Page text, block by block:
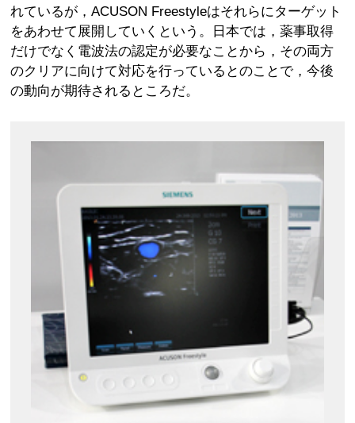
れているが，ACUSON Freestyleはそれらにターゲット
をあわせて展開していくという。日本では，薬事取得
だけでなく電波法の認定が必要なことから，その両方
のクリアに向けて対応を行っているとのことで，今後
の動向が期待されるところだ。